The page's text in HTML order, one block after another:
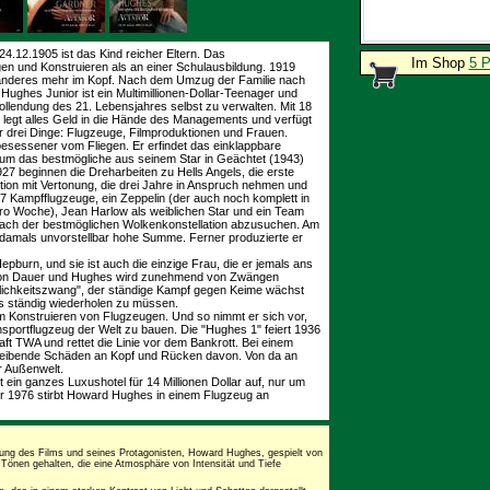
Im Shop 5
ist das Kind reicher Eltern. Das
und Konstruieren als an einer Schulausbildung. 1919
mehr im Kopf. Nach dem Umzug der Familie nach
Junior ist ein Multimillionen-Dollar-Teenager und
des 21. Lebensjahres selbst zu verwalten. Mit 18
alles Geld in die Hände des Managements und verfügt
Dinge: Flugzeuge, Filmproduktionen und Frauen.
vom Fliegen. Er erfindet das einklappbare
das bestmögliche aus seinem Star in Geächtet (1943)
beginnen die Dreharbeiten zu Hells Angels, die erste
mit Vertonung, die drei Jahre in Anspruch nehmen und
Kampfflugzeuge, ein Zeppelin (der auch noch komplett in
Woche), Jean Harlow als weiblichen Star und ein Team
der bestmöglichen Wolkenkonstellation abzusuchen. Am
unvorstellbar hohe Summe. Ferner produzierte er
und sie ist auch die einzige Frau, die er jemals ans
Dauer und Hughes wird zunehmend von Zwängen
der ständige Kampf gegen Keime wächst
wiederholen zu müssen.
von Flugzeugen. Und so nimmt er sich vor,
der Welt zu bauen. Die "Hughes 1" feiert 1936
TWA und rettet die Linie vor dem Bankrott. Bei einem
Schäden an Kopf und Rücken davon. Von da an
ganzes Luxushotel für 14 Millionen Dollar auf, nur um
stirbt Howard Hughes in einem Flugzeug an
des Films und seines Protagonisten, Howard Hughes, gespielt von
gehalten, die eine Atmosphäre von Intensität und Tiefe